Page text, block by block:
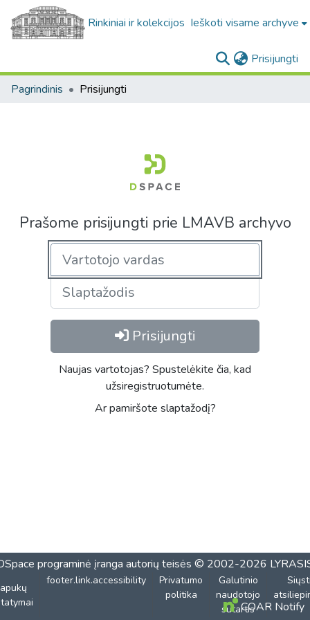
Rinkiniai ir kolekcijos Ieškoti visame archyve
Prisijungti
Pagrindinis Prisijungti
Prašome prisijungti prie LMAVB archyvo
Prisijungti
Naujas vartotojas? Spustelėkite čia, kad
užsiregistruotumėte.
Ar pamiršote slaptažodį?
programinė įranga autorių teisės © 2002-2026
footer.link.accessibility
Privatumo
politika
Galutinio
naudotojo
sutartisCOAR Notify